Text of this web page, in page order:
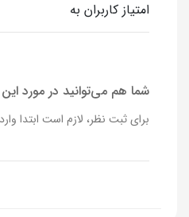
جنسیت
امتیاز کاربران به
شما هم می‌توانید در مورد
برای ثبت نظر، لازم است ابتدا